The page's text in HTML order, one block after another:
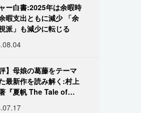
ー白書:2025年は余暇時
暇支出ともに減少 「余
派」も減少に転じる
評】母娘の葛藤をテーマ
最新作を読み解く:村上
『夏帆 The Tale of